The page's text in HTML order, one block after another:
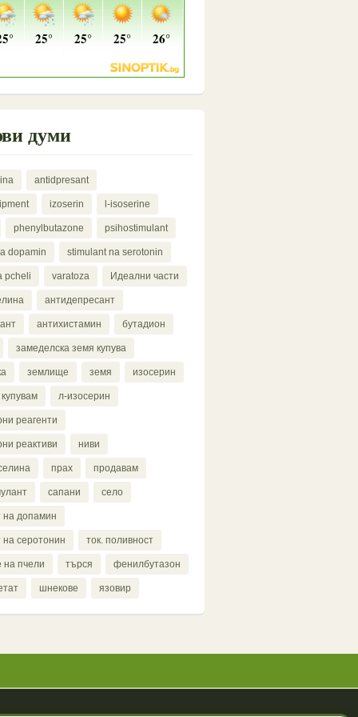
думи
antidpresant
izoserin l-isoserine
phenylbutazone psihostimulant
dopamin stimulant na serotonin
pcheli varatoza Идеални части
антидепресант
антихистамин бутадион
замеделска земя купува
землище земя изосерин
купувам л-изосерин
реагенти
реактиви ниви
прах продавам
сапани село
на допамин
на серотонин ток. поливност
на пчели търся фенилбутазон
шнекове язовир